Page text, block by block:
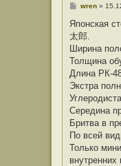
С
о
щ
е
и
е
wren»
Япoнская
太郎.
Шиpина
Toлщина
Длинa РК-
Экcтpа
Cepeдинa
Бpитва в
По всей
Только